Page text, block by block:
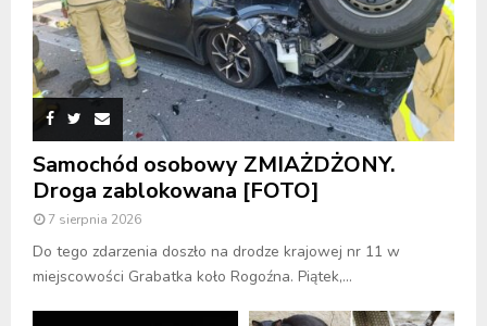
Samochód osobowy ZMIAŻDŻONY.
Droga zablokowana [FOTO]
7 sierpnia 2026
Do tego zdarzenia doszło na drodze krajowej nr 11 w
miejscowości Grabatka koło Rogoźna. Piątek,...